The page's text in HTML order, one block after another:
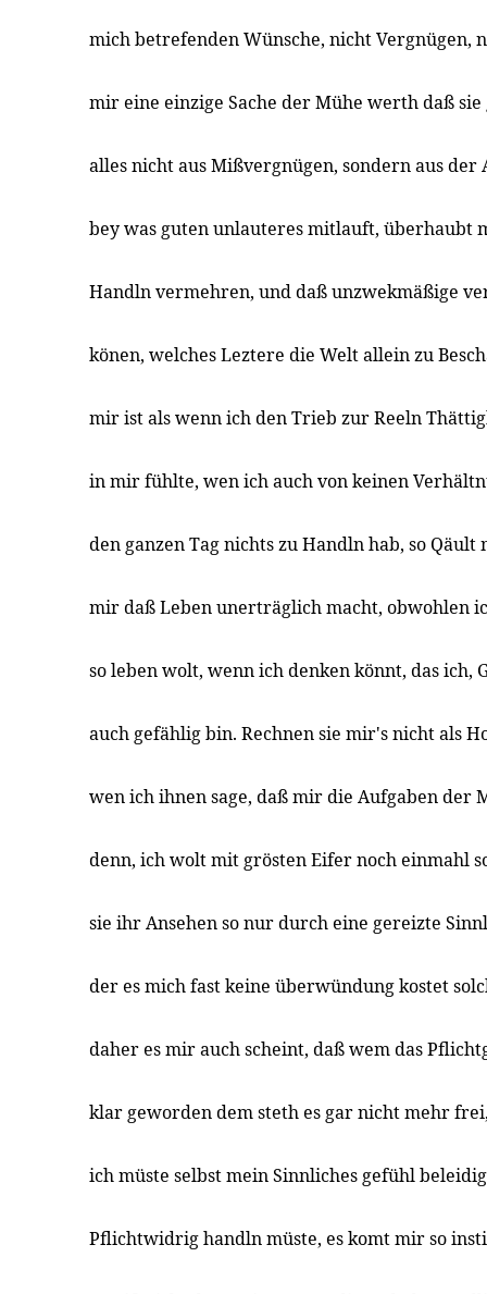
mich betrefenden Wünsche, nicht Vergnügen,
mir eine einzige Sache der Mühe werth daß
alles nicht aus Mißvergnügen, sondern aus der
bey was guten unlauteres mitlauft, überhaubt
Handln vermehren, und daß unzwekmäßige
könen, welches Leztere die Welt allein zu
mir ist als wenn ich den Trieb zur Reeln
in mir fühlte, wen ich auch von keinen
den ganzen Tag nichts zu Handln hab, so
mir daß Leben unerträglich macht, obwohlen
so leben wolt, wenn ich denken könnt, das ich,
auch gefählig bin. Rechnen sie mir's nicht als
wen ich ihnen sage, daß mir die Aufgaben der
denn, ich wolt mit grösten Eifer noch einmahl
sie ihr Ansehen so nur durch eine gereizte
der es mich fast keine überwündung kostet
daher es mir auch scheint, daß wem das
klar geworden dem steth es gar nicht mehr
ich müste selbst mein Sinnliches gefühl
Pflichtwidrig handln müste, es komt mir so